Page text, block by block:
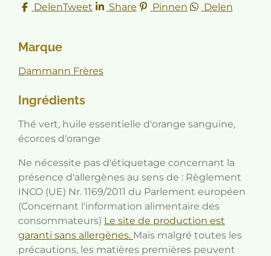
DelenTweet Share Pinnen Delen
Marque
Dammann Frères
Ingrédients
Thé vert, huile essentielle d'orange sanguine,
écorces d'orange
Ne nécessite pas d'étiquetage concernant la
présence d'allergènes au sens de : Règlement
INCO (UE) Nr. 1169/2011 du Parlement européen
(Concernant l'information alimentaire des
consommateurs) Le site de production est
garanti sans allergènes. Mais malgré toutes les
précautions, les matières premières peuvent